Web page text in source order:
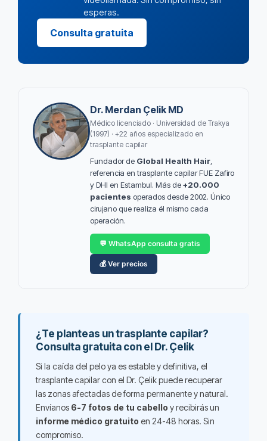
esperas.
Consulta gratuita
Dr. Merdan Çelik MD
Médico licenciado · Universidad de Trakya
(1997) · +22 años especializado en
trasplante capilar
Fundador de Global Health Hair,
referencia en trasplante capilar FUE Zafiro
y DHI en Estambul. Más de+20.000
pacientes operados desde 2002. Único
cirujano que realiza él mismo cada
operación.
💬 WhatsApp consulta gratis
💰 Ver precios
¿Te planteas un trasplante capilar?
Consulta gratuita con el Dr. Çelik
Si la caída del pelo ya es estable y definitiva, el
trasplante capilar con el Dr. Çelik puede recuperar
las zonas afectadas de forma permanente y natural.
Envíanos 6-7 fotos de tu cabello y recibirás un
informe médico gratuito en 24-48 horas. Sin
compromiso.